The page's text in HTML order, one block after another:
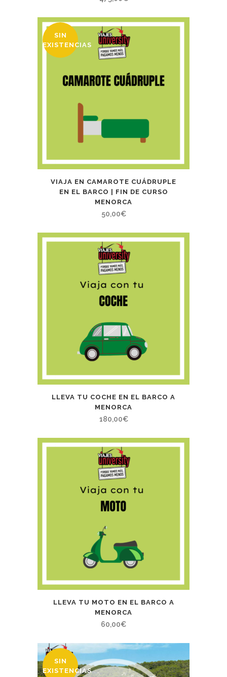
SIN
EXISTENCIAS
VIAJA EN CAMAROTE CUÁDRUPLE
EN EL BARCO | FIN DE CURSO
MENORCA
50,00€
LLEVA TU COCHE EN EL BARCO A
MENORCA
180,00€
LLEVA TU MOTO EN EL BARCO A
MENORCA
60,00€
SIN
EXISTENCIAS